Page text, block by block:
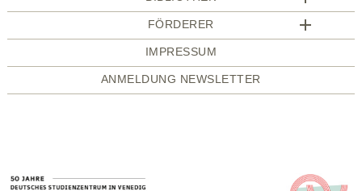
FÖRDERER
IMPRESSUM
ANMELDUNG NEWSLETTER